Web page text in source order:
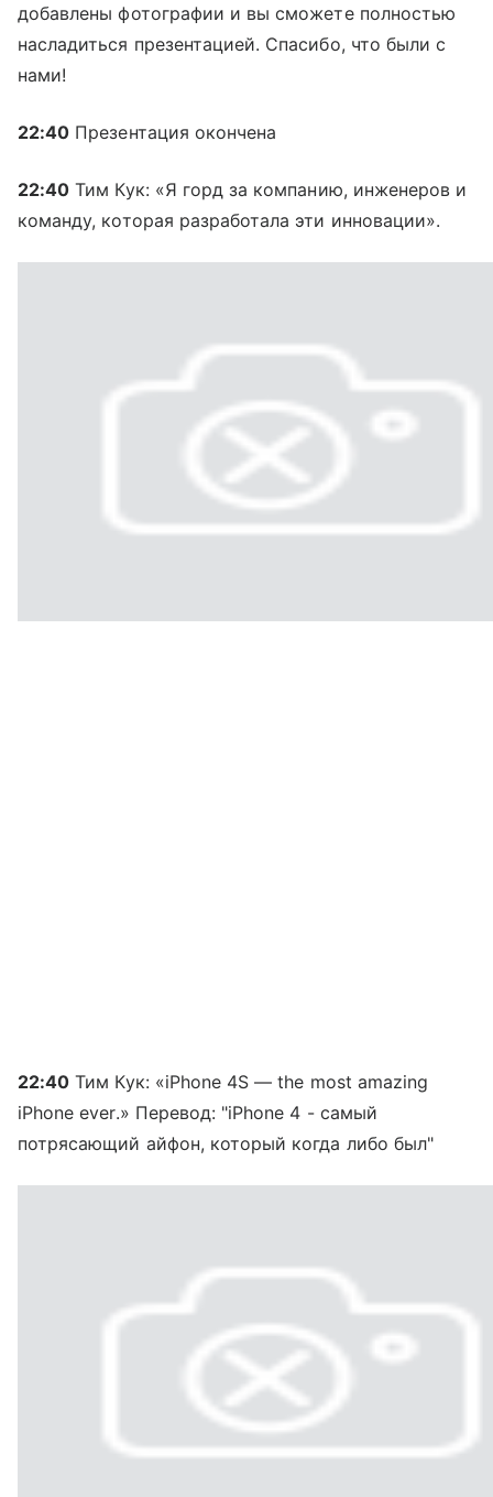
добавлены фотографии и вы сможете полностью
насладиться презентацией. Спасибо, что были с
нами!
22:40 Презентация окончена
22:40 Тим Кук: «Я горд за компанию, инженеров и
команду, которая разработала эти инновации».
22:40 Тим Кук: «iPhone 4S — the most amazing
iPhone ever.» Перевод: "iPhone 4 - самый
потрясающий айфон, который когда либо был"